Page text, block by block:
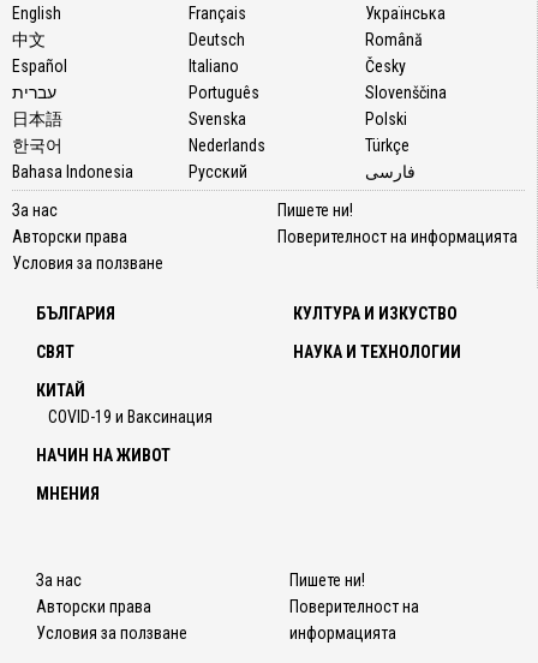
English
中文
Español
עברית
日本語
한국어
Bahasa Indonesia
Français
Deutsch
Italiano
Português
Svenska
Nederlands
Русский
Українська
Română
Česky
Slovenščina
Polski
Türkçe
فارسی
За нас
Авторски права
Условия за ползване
Пишете ни!
Поверителност на информацията
БЪЛГАРИЯ
СВЯТ
КИТАЙ
COVID-19 и Ваксинация
КУЛТУРА И ИЗКУСТВО
НАУКА И ТЕХНОЛОГИИ
НАЧИН НА ЖИВОТ
МНЕНИЯ
За нас
Авторски права
Условия за ползване
Пишете ни!
Поверителност на
информацията